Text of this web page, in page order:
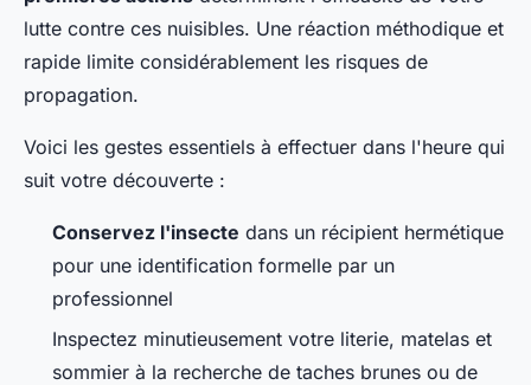
lutte contre ces nuisibles. Une réaction méthodique et
rapide limite considérablement les risques de
propagation.
Voici les gestes essentiels à effectuer dans l'heure qui
suit votre découverte :
Conservez l'insecte dans un récipient hermétique
pour une identification formelle par un
professionnel
Inspectez minutieusement votre literie, matelas et
sommier à la recherche de taches brunes ou de